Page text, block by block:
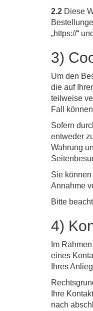
2.2 Diese
„https://“
3)
Um den
die auf
teilweise
Fall
Sofern
entweder
Wahrung
Sie
Annahme
Bitte
4)
Im
eines
Ihres
Ihre
nach